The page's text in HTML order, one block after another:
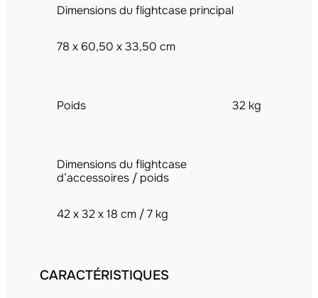
Dimensions du flightcase principal
78 x 60,50 x 33,50 cm
Poids 32 kg
Dimensions du flightcase
d’accessoires / poids
42 x 32 x 18 cm / 7 kg
CARACTÉRISTIQUES